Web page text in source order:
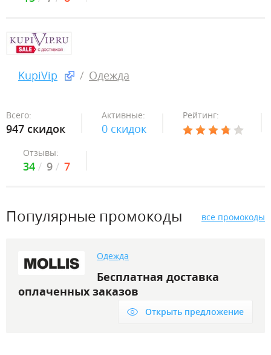
KupiVip Одежда
Всего:
947 скидок
Активные:
0 скидок
Рейтинг:
Отзывы:
34 9 7
Популярные промокоды все промокоды
Одежда
Бесплатная доставка
оплаченных заказов
Открыть предложение